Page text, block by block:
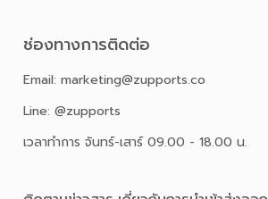
ช่องทางการติดต่อ
Email: marketing@zupports.co
Line: @zupports
เวลาทำการ จันทร์-เสาร์ 09.00 - 18.00 น.